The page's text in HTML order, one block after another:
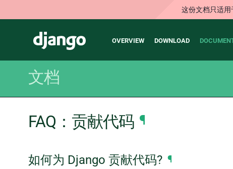
这份文档只适用
Django
Main
OVERVIEW DOWNLOAD
文档
FAQ：贡献代码 ¶
如何为 Django 贡献代码? ¶